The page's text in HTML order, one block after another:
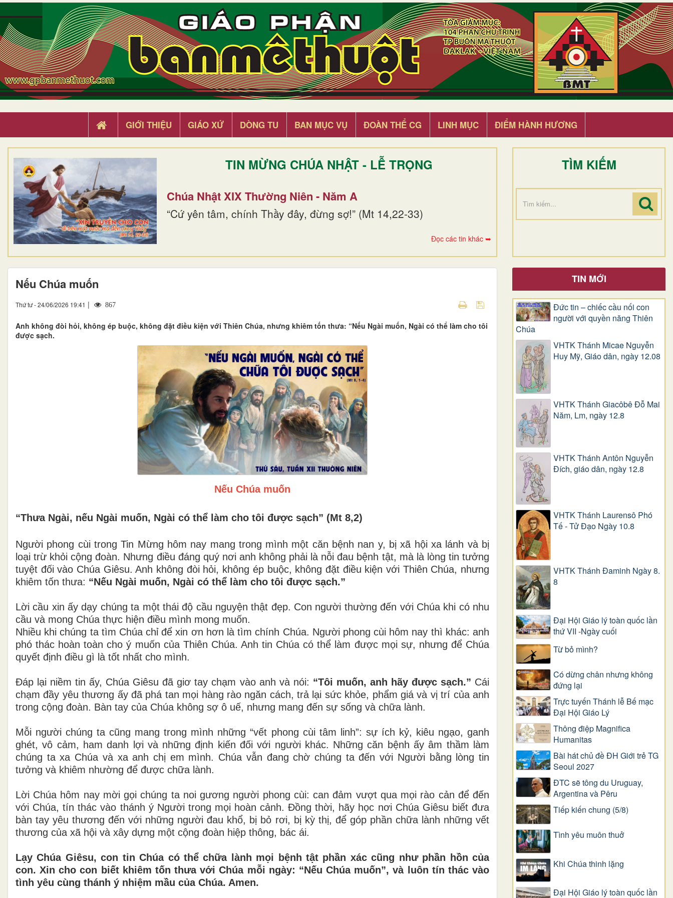
GIỚI THIỆU GIÁO XỨ DÒNG TU BAN MỤC VỤ ĐOÀN THỂ CG LINH MỤC ĐIỂM HÀNH HƯƠNG
TIN MỪNG CHÚA NHẬT - LỄ TRỌNG
Chúa Nhật XIX Thường Niên - Năm A
“Cứ yên tâm, chính Thầy đây, đừng sợ!” (Mt 14,22-33)
Đọc các tin khác ➥
TÌM KIẾM
Nếu Chúa muốn
Thứ tư - 24/06/2026 19:41 | 867
Anh không đòi hỏi, không ép buộc, không đặt điều kiện với Thiên Chúa, nhưng khiêm tốn thưa: “Nếu Ngài muốn, Ngài có thể làm cho tôi
được sạch.
Nếu Chúa muốn
“Thưa Ngài, nếu Ngài muốn, Ngài có thể làm cho tôi được sạch” (Mt 8,2)
Người phong cùi trong Tin Mừng hôm nay mang trong mình một căn bệnh nan y, bị xã hội xa lánh và bị
loại trừ khỏi cộng đoàn. Nhưng điều đáng quý nơi anh không phải là nỗi đau bệnh tật, mà là lòng tin tưởng
tuyệt đối vào Chúa Giêsu. Anh không đòi hỏi, không ép buộc, không đặt điều kiện với Thiên Chúa, nhưng
khiêm tốn thưa: “Nếu Ngài muốn, Ngài có thể làm cho tôi được sạch.”
Lời cầu xin ấy dạy chúng ta một thái độ cầu nguyện thật đẹp. Con người thường đến với Chúa khi có nhu
cầu và mong Chúa thực hiện điều mình mong muốn.
Nhiều khi chúng ta tìm Chúa chỉ để xin ơn hơn là tìm chính Chúa. Người phong cùi hôm nay thì khác: anh
phó thác hoàn toàn cho ý muốn của Thiên Chúa. Anh tin Chúa có thể làm được mọi sự, nhưng để Chúa
quyết định điều gì là tốt nhất cho mình.
Đáp lại niềm tin ấy, Chúa Giêsu đã giơ tay chạm vào anh và nói: “Tôi muốn, anh hãy được sạch.” Cái
chạm đầy yêu thương ấy đã phá tan mọi hàng rào ngăn cách, trả lại sức khỏe, phẩm giá và vị trí của anh
trong cộng đoàn. Bàn tay của Chúa không sợ ô uế, nhưng mang đến sự sống và chữa lành.
Mỗi người chúng ta cũng mang trong mình những “vết phong cùi tâm linh”: sự ích kỷ, kiêu ngạo, ganh
ghét, vô cảm, ham danh lợi và những định kiến đối với người khác. Những căn bệnh ấy âm thầm làm
chúng ta xa Chúa và xa anh chị em mình. Chúa vẫn đang chờ chúng ta đến với Người bằng lòng tin
tưởng và khiêm nhường để được chữa lành.
Lời Chúa hôm nay mời gọi chúng ta noi gương người phong cùi: can đảm vượt qua mọi rào cản để đến
với Chúa, tín thác vào thánh ý Người trong mọi hoàn cảnh. Đồng thời, hãy học nơi Chúa Giêsu biết đưa
bàn tay yêu thương đến với những người đau khổ, bị bỏ rơi, bị kỳ thị, để góp phần chữa lành những vết
thương của xã hội và xây dựng một cộng đoàn hiệp thông, bác ái.
Lạy Chúa Giêsu, con tin Chúa có thể chữa lành mọi bệnh tật phần xác cũng như phần hồn của
con. Xin cho con biết khiêm tốn thưa với Chúa mỗi ngày: “Nếu Chúa muốn”, và luôn tín thác vào
tình yêu cùng thánh ý nhiệm mầu của Chúa. Amen.
TIN MỚI
Đức tin – chiếc cầu nối con
người với quyền năng Thiên
Chúa
VHTK Thánh Micae Nguyễn
Huy Mỹ, Giáo dân, ngày 12.08
VHTK Thánh Giacôbê Ðỗ Mai
Năm, Lm, ngày 12.8
VHTK Thánh Antôn Nguyễn
Ðích, giáo dân, ngày 12.8
VHTK Thánh Laurensô Phó
Tế - Tử Đạo Ngày 10.8
VHTK Thánh Đaminh Ngày 8.
8
Đại Hội Giáo lý toàn quốc lần
thứ VII -Ngày cuối
Từ bỏ mình?
Có dừng chân nhưng không
đứng lại
Trực tuyến Thánh lễ Bế mạc
Đại Hội Giáo Lý
Thông điệp Magnifica
Humanitas
Bài hát chủ đề ĐH Giới trẻ TG
Seoul 2027
ĐTC sẽ tông du Uruguay,
Argentina và Pêru
Tiếp kiến chung (5/8)
Tình yêu muôn thuở
Khi Chúa thinh lặng
Đại Hội Giáo lý toàn quốc lần